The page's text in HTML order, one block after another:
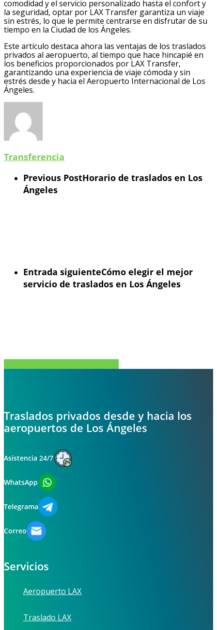
comodidad y el servicio personalizado hasta el confort y
la seguridad, optar por LAX Transfer garantiza un viaje
sin estrés, lo que le permite centrarse en disfrutar de su
tiempo en la Ciudad de los Ángeles.
Este artículo destaca ahora las ventajas de los traslados
privados al aeropuerto, al tiempo que hace hincapié en
los beneficios proporcionados por LAX Transfer,
garantizando una experiencia de viaje cómoda y sin
estrés desde y hacia el Aeropuerto Internacional de Los
Ángeles.
Transferencia
Previous PostHorario de traslados en Los
Ángeles
Entrada siguienteCómo elegir el mejor
servicio de traslados en Los Ángeles
Traslados privados desde y hacia los
aeropuertos de Los Ángeles
Asistencia 24/7
WhatsApp
Telegrama
Correo
Servicios
Aeropuerto LAX
Traslado LAX